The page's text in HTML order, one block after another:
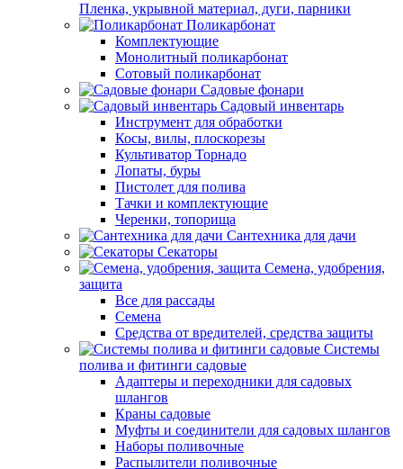
Пленка, укрывной материал, дуги, парники
Поликарбонат
Комплектующие
Монолитный поликарбонат
Сотовый поликарбонат
Садовые фонари
Садовый инвентарь
Инструмент для обработки
Косы, вилы, плоскорезы
Культиватор Торнадо
Лопаты, буры
Пистолет для полива
Тачки и комплектующие
Черенки, топорища
Сантехника для дачи
Секаторы
Семена, удобрения,
защита
Все для рассады
Семена
Средства от вредителей, средства защиты
Системы
полива и фитинги садовые
Адаптеры и переходники для садовых
шлангов
Краны садовые
Муфты и соединители для садовых шлангов
Наборы поливочные
Распылители поливочные